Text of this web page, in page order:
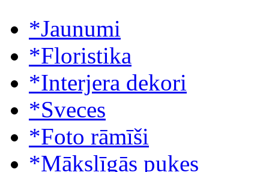
*Jaunumi
*Floristika
*Interjera dekori
*Sveces
*Foto rāmīši
*Mākslīgās puķes